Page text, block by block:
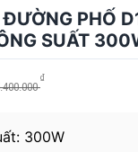
PHỐ
SUẤT
₫
300W